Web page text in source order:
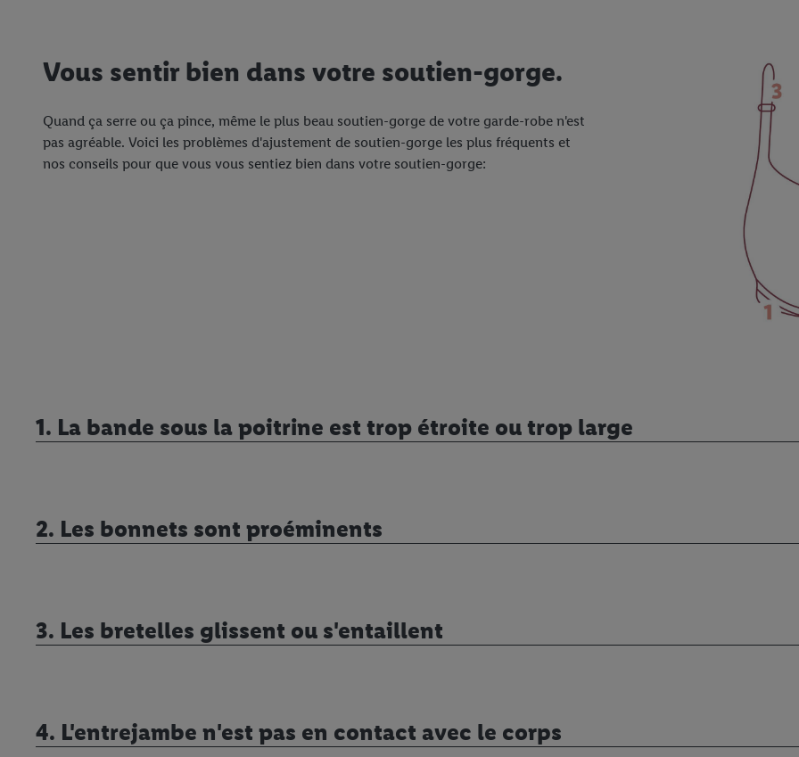
Vous sentir bien dans votre soutien-gorge.
Quand ça serre ou ça pince, même le plus beau soutien-gorge de votre garde-robe n'est
pas agréable. Voici les problèmes d'ajustement de soutien-gorge les plus fréquents et
nos conseils pour que vous vous sentiez bien dans votre soutien-gorge:
1. La bande sous la poitrine est trop étroite ou trop large
2. Les bonnets sont proéminents
3. Les bretelles glissent ou s'entaillent
4. L'entrejambe n'est pas en contact avec le corps